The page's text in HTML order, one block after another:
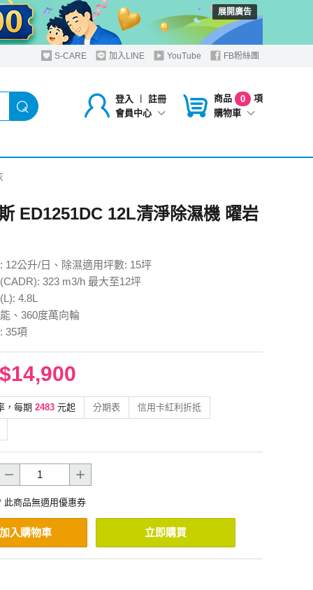
展開廣告
S-CARE 加入LINE YouTube FB粉絲團
登入 ︱
註冊
會員中心
商品 0
項
購物車
ED1251DC 12L清淨除濕機 曜岩
公升/日、除濕適用坪數: 15坪
323 m3/h 最大至12坪
4.8L
、360度萬向輪
35項
$14,900
，每期 2483 元起 分期表 信用卡紅利折抵
此商品無適用優惠券
加入購物車 立即購買